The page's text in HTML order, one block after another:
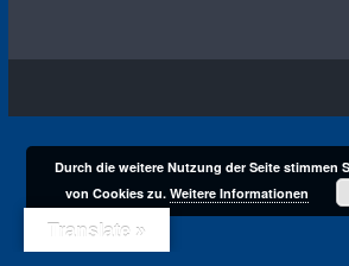
Translate »
Durch die weitere Nutzung der Seite stimmen
von Cookies zu.Weitere Informationen